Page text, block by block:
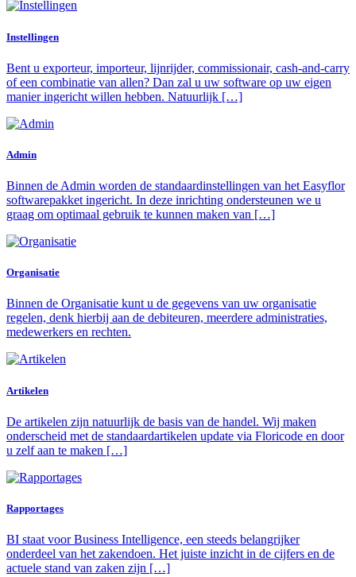
Instellingen
Bent u exporteur, importeur, lijnrijder, commissionair, cash-and-carry
of een combinatie van allen? Dan zal u uw software op uw eigen
manier ingericht willen hebben. Natuurlijk […]
Admin
Binnen de Admin worden de standaardinstellingen van het Easyflor
softwarepakket ingericht. In deze inrichting ondersteunen we u
graag om optimaal gebruik te kunnen maken van […]
Organisatie
Binnen de Organisatie kunt u de gegevens van uw organisatie
regelen, denk hierbij aan de debiteuren, meerdere administraties,
medewerkers en rechten.
Artikelen
De artikelen zijn natuurlijk de basis van de handel. Wij maken
onderscheid met de standaardartikelen update via Floricode en door
u zelf aan te maken […]
Rapportages
BI staat voor Business Intelligence, een steeds belangrijker
onderdeel van het zakendoen. Het juiste inzicht in de cijfers en de
actuele stand van zaken zijn […]